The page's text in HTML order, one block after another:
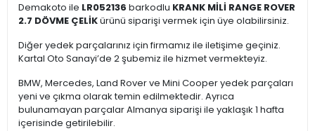
Demakoto ile LR052136 barkodlu KRANK MİLİ RANGE ROVER
2.7 DÖVME ÇELİKürünü siparişi vermek için üye olabilirsiniz.
Diğer yedek parçalarınız için firmamız ile iletişime geçiniz.
Kartal Oto Sanayi’de 2 şubemiz ile hizmet vermekteyiz.
BMW, Mercedes, Land Rover ve Mini Cooper yedek parçaları
yeni ve çıkma olarak temin edilmektedir. Ayrıca
bulunamayan parçalar Almanya siparişi ile yaklaşık 1 hafta
içerisinde getirilebilir.